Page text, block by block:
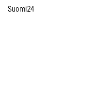
Suomi24